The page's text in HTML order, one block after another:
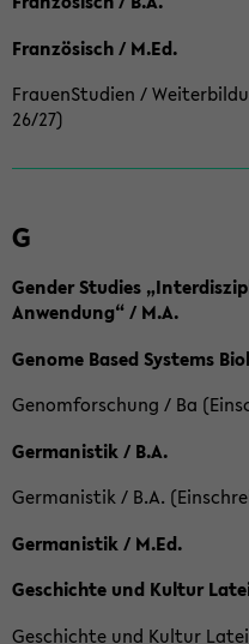
Französisch / M.Ed.
FrauenStudien /
26/27)
G
Gender Studies
Anwendung“ / M.A.
Genome Based Systems
Genomforschung / Ba
Germanistik / B.A.
Germanistik / B.A.
Germanistik / M.Ed.
Geschichte und Kultur
Geschichte und Kultur